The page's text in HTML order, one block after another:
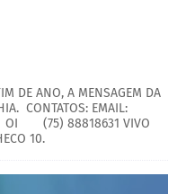
DE ANO, A MENSAGEM DA
CONTATOS: EMAIL:
OI (75) 88818631 VIVO
10.